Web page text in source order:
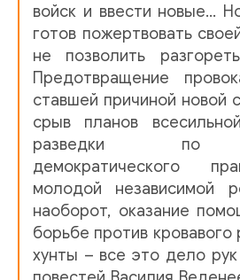
016-часть 16
войск и ввести новые…
готов пожертвовать
не позволить
Предотвращение
ставшей причиной новой
срыв планов
разведки по
демократического
молодой независимой
наоборот, оказание
борьбе против
хунты – все это дело рук